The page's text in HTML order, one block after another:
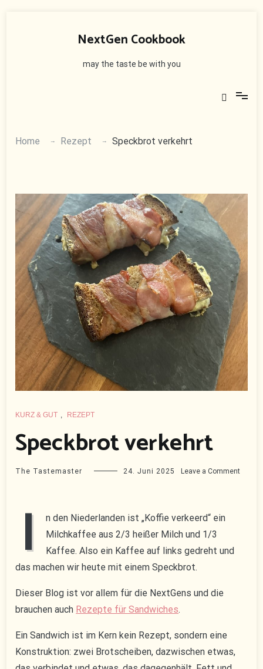
NextGen Cookbook
may the taste be with you
Home Rezept Speckbrot verkehrt
KURZ & GUT , REZEPT
Speckbrot verkehrt
The Tastemaster 24. Juni 2025 Leave a Commenton
I
n den Niederlanden ist „Koffie verkeerd“ ein
Milchkaffee aus 2/3 heißer Milch und 1/3
Kaffee. Also ein Kaffee auf links gedreht und
das machen wir heute mit einem Speckbrot.
Dieser Blog ist vor allem für die NextGens und die
brauchen auch Rezepte für Sandwiches.
Ein Sandwich ist im Kern kein Rezept, sondern eine
Konstruktion: zwei Brotscheiben, dazwischen etwas,